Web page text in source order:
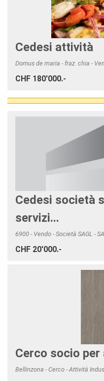
Cedesi attività
Domus de maria - fraz. chia -
CHF 180'000.-
Cedesi società
servizi...
6900 - Vendo - Società SAGL - SA
CHF 20'000.-
Cerco socio
Bellinzona - Cerco - Attività